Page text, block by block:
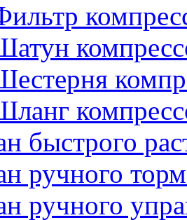
быстрого
ручного
ручного